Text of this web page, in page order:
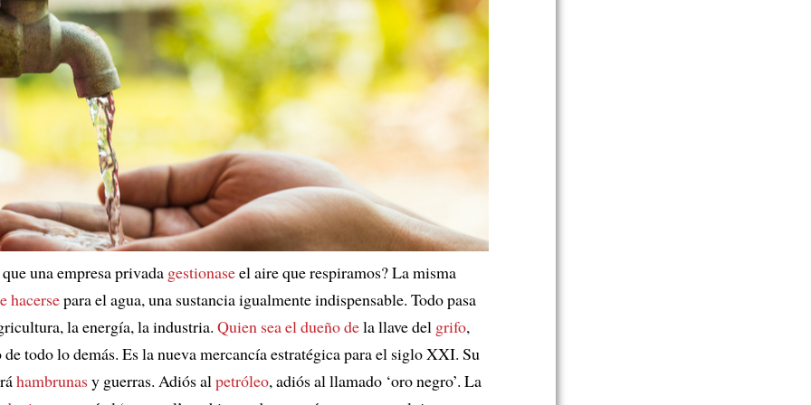
una empresa privada gestionaseel aire que respiramos? La misma
hacersepara el agua, una sustancia igualmente indispensable. Todo pasa
la energía, la industria. Quien sea el dueño dela llave del grifo,
de todo lo demás. Es la nueva mercancía estratégica para el siglo XXI. Su
hambrunasy guerras. Adiós al petróleo, adiós al llamado ‘oro negro’. La